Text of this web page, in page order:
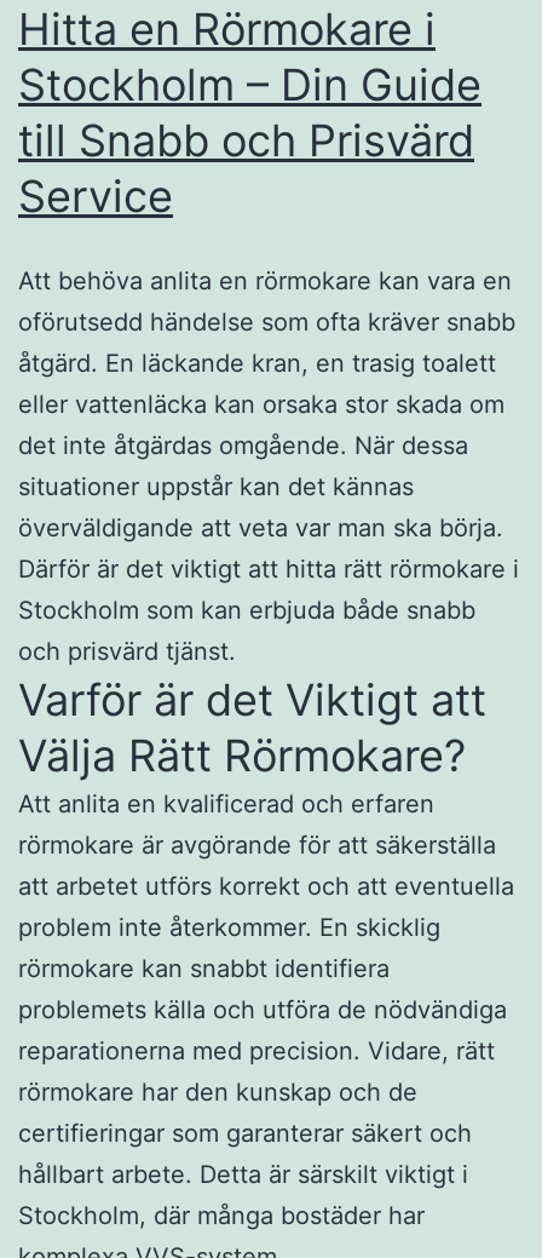
Hitta en Rörmokare i
Stockholm – Din Guide
till Snabb och Prisvärd
Service
Att behöva anlita en rörmokare kan vara en
oförutsedd händelse som ofta kräver snabb
åtgärd. En läckande kran, en trasig toalett
eller vattenläcka kan orsaka stor skada om
det inte åtgärdas omgående. När dessa
situationer uppstår kan det kännas
överväldigande att veta var man ska börja.
Därför är det viktigt att hitta rätt rörmokare i
Stockholm som kan erbjuda både snabb
och prisvärd tjänst.
Varför är det Viktigt att
Välja Rätt Rörmokare?
Att anlita en kvalificerad och erfaren
rörmokare är avgörande för att säkerställa
att arbetet utförs korrekt och att eventuella
problem inte återkommer. En skicklig
rörmokare kan snabbt identifiera
problemets källa och utföra de nödvändiga
reparationerna med precision. Vidare, rätt
rörmokare har den kunskap och de
certifieringar som garanterar säkert och
hållbart arbete. Detta är särskilt viktigt i
Stockholm, där många bostäder har